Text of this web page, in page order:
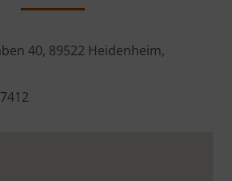
40, 89522 Heidenheim,